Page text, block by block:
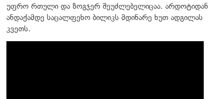
უფრო რთული და ზოგჯერ შეუძლებელიცაა. არდოტიდან
ანდაქამდე საცალფეხო ბილიკს მდინარე ხუთ ადგილას
კვეთს.